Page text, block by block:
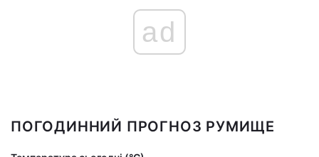
ad
ПОГОДИННИЙ ПРОГНОЗ РУМИЩЕ